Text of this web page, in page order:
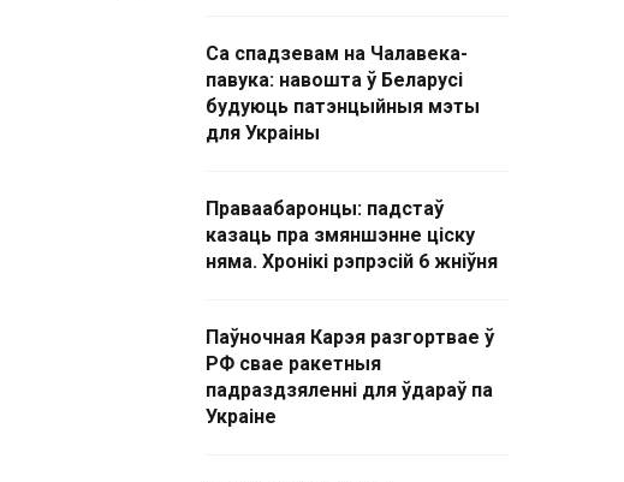
Са спадзевам на Чалавека-
павука: навошта ў Беларусі
будуюць патэнцыйныя мэты
для Украіны
Праваабаронцы: падстаў
казаць пра змяншэнне ціску
няма. Хронікі рэпрэсій 6 жніўня
Паўночная Карэя разгортвае ў
РФ свае ракетныя
падраздзяленні для ўдараў па
Украіне